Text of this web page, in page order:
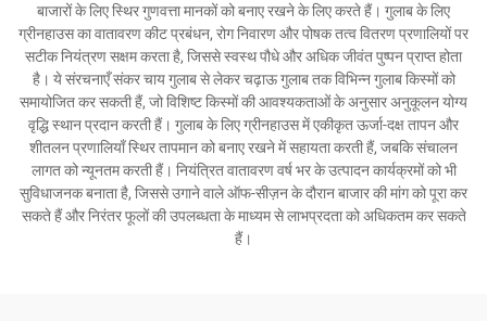
बाजारों के लिए स्थिर गुणवत्ता मानकों को बनाए रखने के लिए करते हैं। गुलाब के लिए
ग्रीनहाउस का वातावरण कीट प्रबंधन, रोग निवारण और पोषक तत्व वितरण प्रणालियों पर
सटीक नियंत्रण सक्षम करता है, जिससे स्वस्थ पौधे और अधिक जीवंत पुष्पन प्राप्त होता
है। ये संरचनाएँ संकर चाय गुलाब से लेकर चढ़ाऊ गुलाब तक विभिन्न गुलाब किस्मों को
समायोजित कर सकती हैं, जो विशिष्ट किस्मों की आवश्यकताओं के अनुसार अनुकूलन योग्य
वृद्धि स्थान प्रदान करती हैं। गुलाब के लिए ग्रीनहाउस में एकीकृत ऊर्जा-दक्ष तापन और
शीतलन प्रणालियाँ स्थिर तापमान को बनाए रखने में सहायता करती हैं, जबकि संचालन
लागत को न्यूनतम करती हैं। नियंत्रित वातावरण वर्ष भर के उत्पादन कार्यक्रमों को भी
सुविधाजनक बनाता है, जिससे उगाने वाले ऑफ-सीज़न के दौरान बाजार की मांग को पूरा कर
सकते हैं और निरंतर फूलों की उपलब्धता के माध्यम से लाभप्रदता को अधिकतम कर सकते
हैं।